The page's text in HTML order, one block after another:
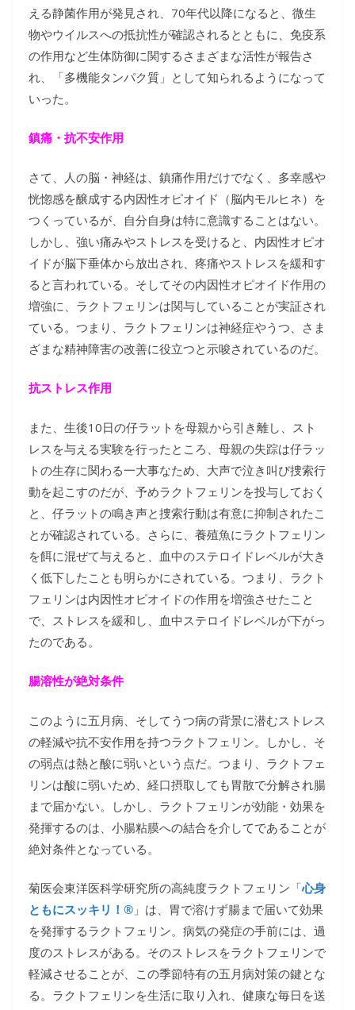
える静菌作用が発見され、70年代以降になると、微生
物やウイルスへの抵抗性が確認されるとともに、免疫系
の作用など生体防御に関するさまざまな活性が報告さ
れ、「多機能タンパク質」として知られるようになって
いった。
鎮痛・抗不安作用
さて、人の脳・神経は、鎮痛作用だけでなく、多幸感や
恍惚感を醸成する内因性オピオイド（脳内モルヒネ）を
つくっているが、自分自身は特に意識することはない。
しかし、強い痛みやストレスを受けると、内因性オピオ
イドが脳下垂体から放出され、疼痛やストレスを緩和す
ると言われている。そしてその内因性オピオイド作用の
増強に、ラクトフェリンは関与していることが実証され
ている。つまり、ラクトフェリンは神経症やうつ、さま
ざまな精神障害の改善に役立つと示唆されているのだ。
抗ストレス作用
また、生後10日の仔ラットを母親から引き離し、スト
レスを与える実験を行ったところ、母親の失踪は仔ラッ
トの生存に関わる一大事なため、大声で泣き叫び捜索行
動を起こすのだが、予めラクトフェリンを投与しておく
と、仔ラットの鳴き声と捜索行動は有意に抑制されたこ
とが確認されている。さらに、養殖魚にラクトフェリン
を餌に混ぜて与えると、血中のステロイドレベルが大き
く低下したことも明らかにされている。つまり、ラクト
フェリンは内因性オピオイドの作用を増強させたこと
で、ストレスを緩和し、血中ステロイドレベルが下がっ
たのである。
腸溶性が絶対条件
このように五月病、そしてうつ病の背景に潜むストレス
の軽減や抗不安作用を持つラクトフェリン。しかし、そ
の弱点は熱と酸に弱いという点だ。つまり、ラクトフェ
リンは酸に弱いため、経口摂取しても胃散で分解され腸
まで届かない。しかし、ラクトフェリンが効能・効果を
発揮するのは、小腸粘膜への結合を介してであることが
絶対条件となっている。
菊医会東洋医科学研究所の高純度ラクトフェリン「心身
ともにスッキリ！® 」は、胃で溶けず腸まで届いて効果
を発揮するラクトフェリン。病気の発症の手前には、過
度のストレスがある。そのストレスをラクトフェリンで
軽減させることが、この季節特有の五月病対策の鍵とな
る。ラクトフェリンを生活に取り入れ、健康な毎日を送